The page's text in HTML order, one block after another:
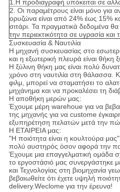
1.Η προδιαγραφή υπόκειται σε
2. Οι παραμέτρους είναι μόνο για
ορυζώνα είναι από 24% έως 15%
σιτάρι. Τα πραγματικά δεδομένα
την περιεκτικότητα σε υγρασία και
Συσκευασία & Ναυτιλία
Η μηχανή συσκευασίας στο
και η εξωτερική πλευρά είναι
Η ξύλινη θήκη μας είναι πολύ
χρόνο στη ναυτιλία στη θάλασσα.
φιλμ, μπορεί να σταματήσει το
μηχάνημα και να προκαλέσει τη
Η αποθήκη μερών μας:
Έχουμε μέρη warehoue ​​για να
της μηχανής για να custome
εξυπηρέτηση πελατών μετά την
Η ΕΤΑΙΡΕΙΑ μας:
"Η ποιότητα είναι η κουλτούρα
πολύ αυστηρός όσον αφορά την
Έχουμε μια επαγγελματική ομάδα
το εργοστάσιό μας συνεργάστηκε
και Τεχνολογίας στη βιομηχανία
βεβαιωθείτε ότι έχετε υψηλή
delivery.Weclome για την έρευνα!